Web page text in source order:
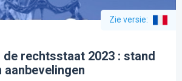
Zie versie:
rechtsstaat 2023 : stand
aanbevelingen